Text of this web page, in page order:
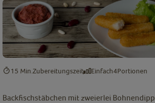
15 Min. Zubereitungszeit Einfach4Portionen
Backfischstäbchen mit zweierlei Bohnendipp